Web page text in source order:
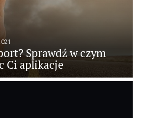
Sprawdź w czym
Ci aplikacje